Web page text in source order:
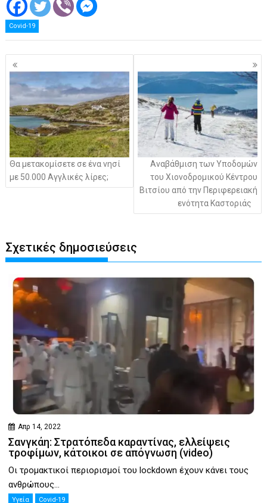
Covid-19
Πλοήγηση
άρθρων
Θα μετακομίσετε σε ένα νησί
με 50.000 Αγγλικές λίρες;
Αναβάθμιση των Υποδομών
του Χιονοδρομικού Κέντρου
Βιτσίου από την Περιφερειακή
ενότητα Καστοριάς
Σχετικές δημοσιεύσεις
Απρ 14, 2022
Σανγκάη: Στρατόπεδα καραντίνας, ελλείψεις
τροφίμων, κάτοικοι σε απόγνωση (video)
Οι τρομακτικοί περιορισμοί του lockdown έχουν κάνει τους
ανθρώπους...
Υγεία Covid-19